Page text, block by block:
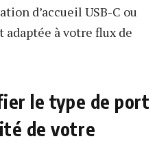
d’accueil USB-C ou
à votre flux de
le type de port
de votre